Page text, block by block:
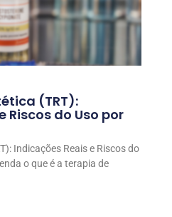
(TRT):
Riscos do Uso por
Indicações Reais e Riscos do
o que é a terapia de